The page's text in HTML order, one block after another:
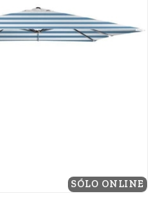
SÓLO ONLINE